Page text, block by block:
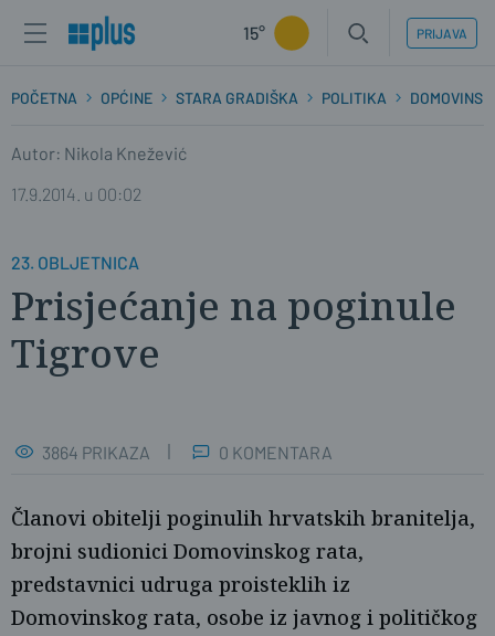
15° PRIJAVA
POČETNA OPĆINE STARA GRADIŠKA POLITIKA
Autor: Nikola Knežević
17.9.2014. u 00:02
23. OBLJETNICA
Prisjećanje na poginule
Tigrove
3864 PRIKAZA 0 KOMENTARA
Članovi obitelji poginulih hrvatskih branitelja,
brojni sudionici Domovinskog rata,
predstavnici udruga proisteklih iz
Domovinskog rata, osobe iz javnog i političkog